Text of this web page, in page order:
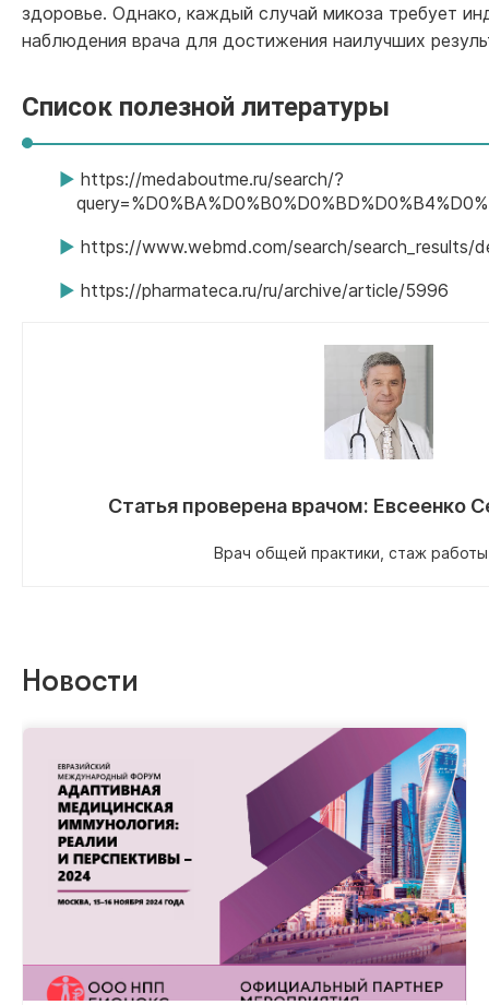
здоровье. Однако, каждый случай микоза требует
наблюдения врача для достижения наилучших
Список полезной литературы
https://medaboutme.ru/search/?
https://www.webmd.com/search/search_results/
https://pharmateca.ru/ru/archive/article/5996
Статья проверена врачом: Евсеенко
Врач общей практики, стаж работы
Новости